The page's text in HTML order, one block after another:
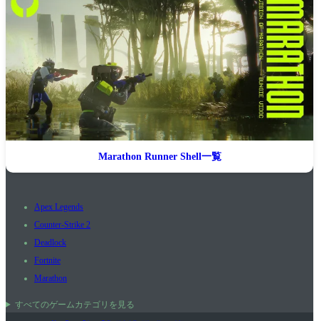
Marathon Runner Shell一覧
Apex Legends
Counter-Strike 2
Deadlock
Fortnite
Marathon
すべてのゲームカテゴリを見る